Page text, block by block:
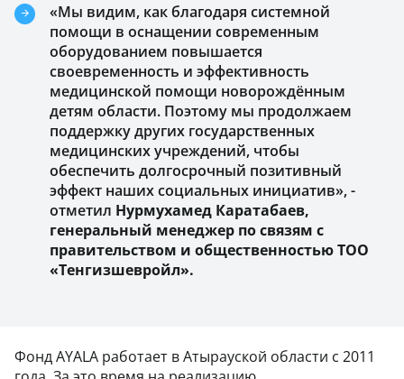
«Мы видим, как благодаря системной
помощи в оснащении современным
оборудованием повышается
своевременность и эффективность
медицинской помощи новорождённым
детям области. Поэтому мы продолжаем
поддержку других государственных
медицинских учреждений, чтобы
обеспечить долгосрочный позитивный
эффект наших социальных инициатив», -
отметил Нурмухамед Каратабаев,
генеральный менеджер по связям с
правительством и общественностью ТОО
«Тенгизшевройл».
Фонд AYALA работает в Атырауской области с 2011